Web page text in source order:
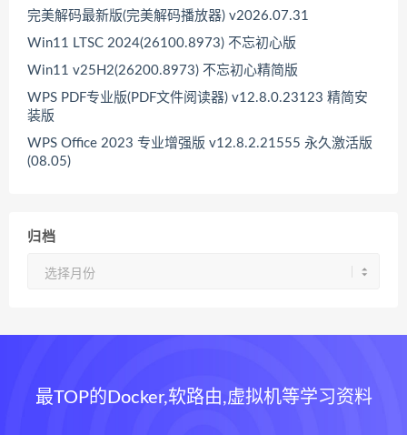
完美解码最新版(完美解码播放器) v2026.07.31
Win11 LTSC 2024(26100.8973) 不忘初心版
Win11 v25H2(26200.8973) 不忘初心精简版
WPS PDF专业版(PDF文件阅读器) v12.8.0.23123 精简安
装版
WPS Office 2023 专业增强版 v12.8.2.21555 永久激活版
(08.05)
归档
最TOP的Docker,软路由,虚拟机等学习资料